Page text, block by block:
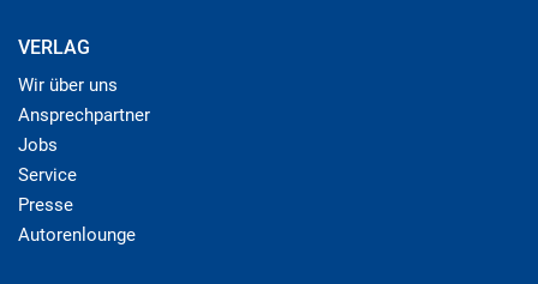
VERLAG
Wir über uns
Ansprechpartner
Jobs
Service
Presse
Autorenlounge